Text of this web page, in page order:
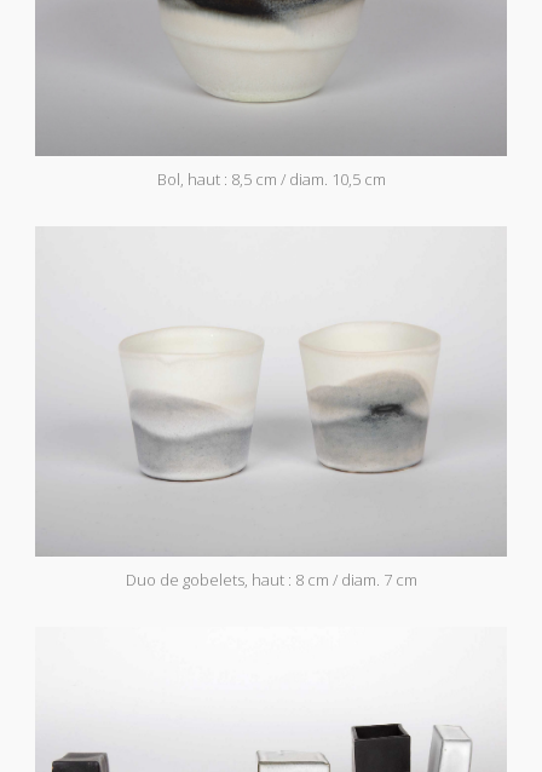
Bol, haut : 8,5 cm / diam. 10,5 cm
Duo de gobelets, haut : 8 cm / diam. 7 cm